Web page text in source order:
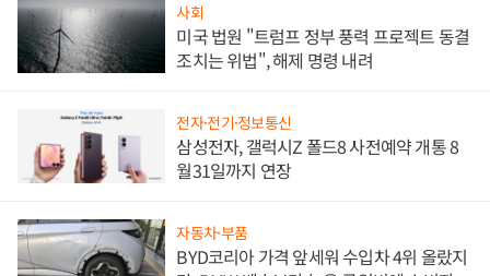
사회
미국 법원 "트럼프 정부 풍력 프로젝트 동결
조치는 위법", 해제 명령 내려
전자·전기·정보통신
삼성전자, 갤럭시Z 폴드8 사전예약 개통 8
월31일까지 연장
자동차·부품
BYD코리아 가격 앞세워 수입차 4위 올랐지